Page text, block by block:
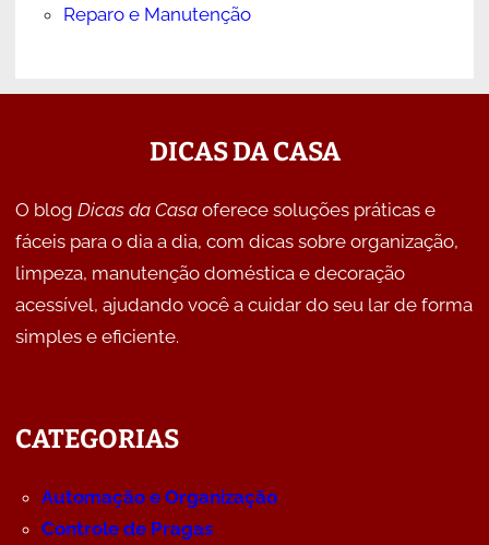
Reparo e Manutenção
DICAS DA CASA
O blog Dicas da Casaoferece soluções práticas e
fáceis para o dia a dia, com dicas sobre organização,
limpeza, manutenção doméstica e decoração
acessível, ajudando você a cuidar do seu lar de forma
simples e eficiente.
CATEGORIAS
Automação e Organização
Controle de Pragas